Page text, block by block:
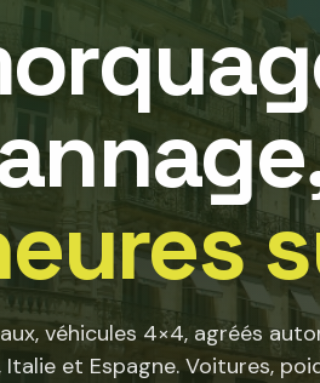
véhicules 4×4, agréés
Italie et Espagne. Voitures,